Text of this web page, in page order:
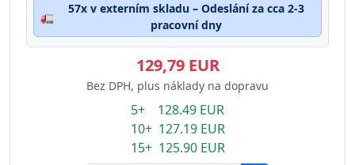
🚛
57x v externím skladu – Odeslání za cca 2-3
pracovní dny
129,79 EUR
Bez DPH, plus náklady na dopravu
5+ 128.49 EUR
10+ 127.19 EUR
15+ 125.90 EUR